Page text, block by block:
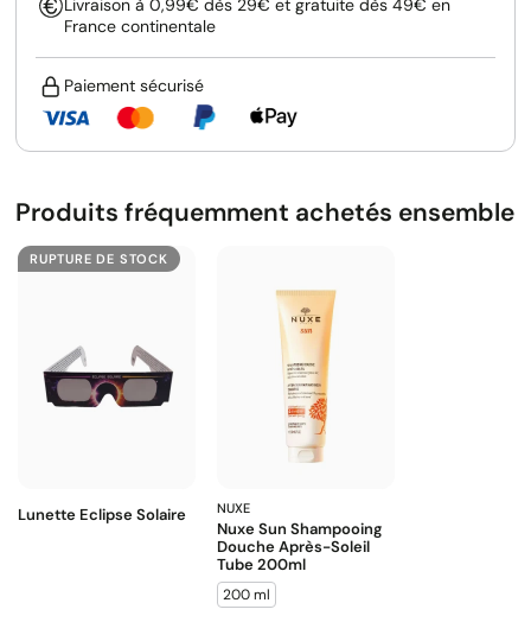
Livraison à 0,99€ dès 29€ et gratuite dès 49€ en
France continentale
Paiement sécurisé
Produits fréquemment achetés ensemble
RUPTURE DE STOCK
Lunette Eclipse Solaire NUXE
Nuxe Sun Shampooing
Douche Après-Soleil
Tube 200ml
200 ml